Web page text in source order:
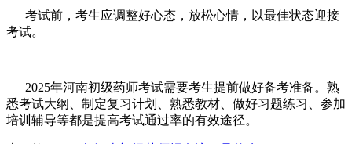
考试前，考生应调整好心态，放松心情，以最佳状态迎接
考试。
2025年河南初级药师考试需要考生提前做好备考准备。熟
悉考试大纲、制定复习计划、熟悉教材、做好习题练习、参加
培训辅导等都是提高考试通过率的有效途径。